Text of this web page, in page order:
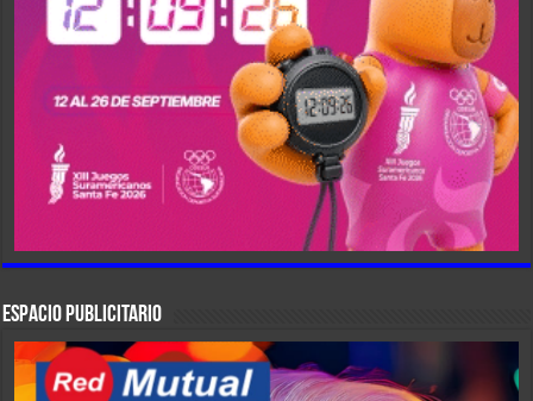
ESPACIO PUBLICITARIO